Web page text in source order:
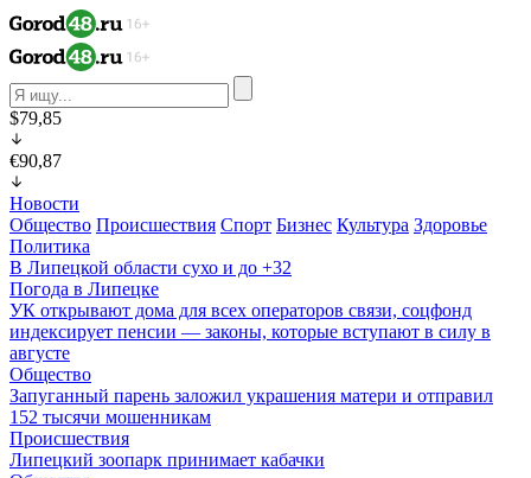
$79,85
€90,87
Новости
Общество Происшествия Спорт Бизнес Культура Здоровье
Политика
В Липецкой области сухо и до +32
Погода в Липецке
УК открывают дома для всех операторов связи, соцфонд
индексирует пенсии — законы, которые вступают в силу в
августе
Общество
Запуганный парень заложил украшения матери и отправил
152 тысячи мошенникам
Происшествия
Липецкий зоопарк принимает кабачки